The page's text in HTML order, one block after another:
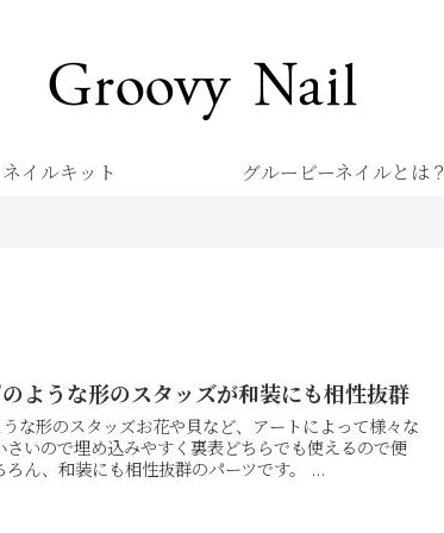
ネイルキット グルービーネイルとは？
ような形のスタッズが和装にも相性抜群
な形のスタッズお花や貝など、アートによって様々な
さいので埋め込みやすく裏表どちらでも使えるので便
ん、和装にも相性抜群のパーツです。 ...